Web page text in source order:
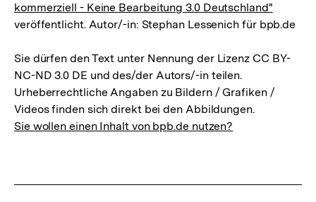
kommerziell - Keine Bearbeitung 3.0 Deutschland"
veröffentlicht. Autor/-in: Stephan Lessenich für bpb.de
Sie dürfen den Text unter Nennung der Lizenz CC BY-
NC-ND 3.0 DE und des/der Autors/-in teilen.
Urheberrechtliche Angaben zu Bildern / Grafiken /
Videos finden sich direkt bei den Abbildungen.
Sie wollen einen Inhalt von bpb.de nutzen?